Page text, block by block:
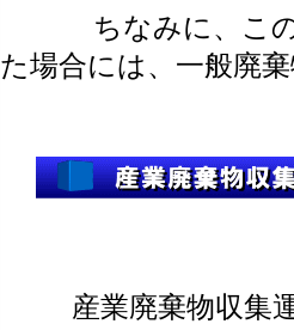
ちなみに、こ
た場合には、一般廃
産業廃棄物収集